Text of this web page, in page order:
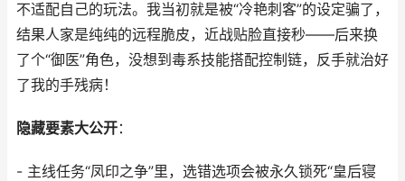
不适配自己的玩法。我当初就是被“冷艳刺客”的设定骗了，
结果人家是纯纯的远程脆皮，近战贴脸直接秒——后来换
了个“御医”角色，没想到毒系技能搭配控制链，反手就治好
了我的手残病！
隐藏要素大公开：
- 主线任务“凤印之争”里，选错选项会被永久锁死“皇后寝